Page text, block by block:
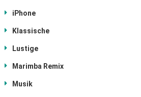
iPhone
Klassische
Lustige
Marimba Remix
Musik